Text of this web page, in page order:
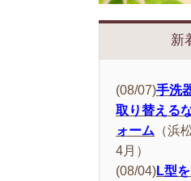
新
(08/07)手洗
取り替える
ォーム （浜
4月）
(08/04)L型